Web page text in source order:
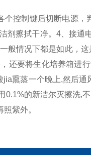
个控制键后切断电源，
剂擦拭干净。 4、接通
般情况下都是如此，
还要将生化培养箱进
熏蒸一个晚上,然后
0.1%的新洁尔灭擦洗,
紫外。